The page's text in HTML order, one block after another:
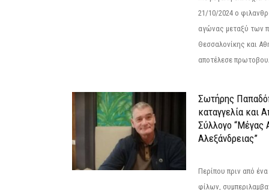
21/10/2024 ο
αγώνας μεταξύ των
Θεσσαλονίκης και
αποτέλεσε
Σωτήρης
καταγγελία και
Σύλλογο “Μέγας
Αλεξάνδρειας”
Περίπου πριν από
φίλων,